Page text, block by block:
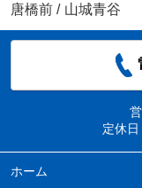
唐橋前 / 山城青谷
定休日
ホーム